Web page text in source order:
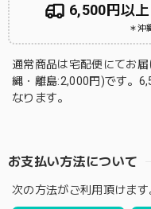
6,500円以
＊沖
通常商品は宅配便にてお
縄・離島:2,000円)です。
なります。
お支払い方法について
次の方法がご利用頂けます